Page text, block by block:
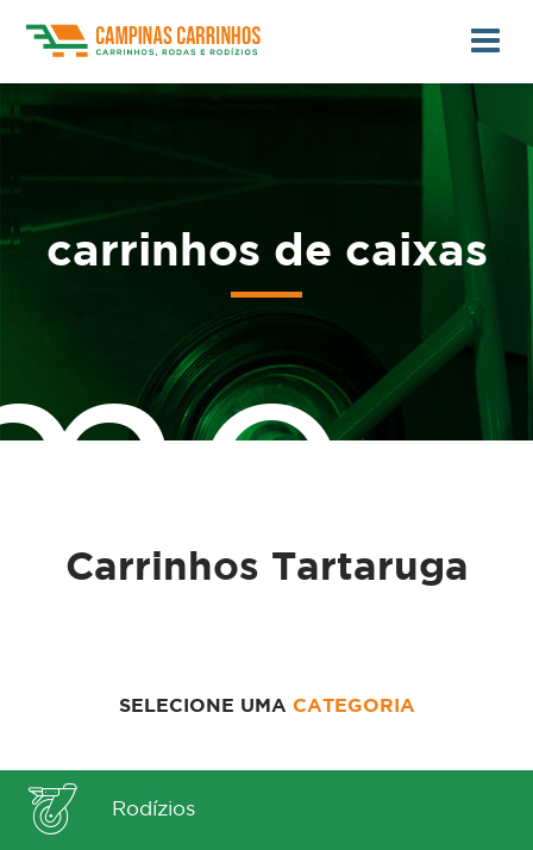
carrinhos de caixas
Carrinhos Tartaruga
SELECIONE UMA CATEGORIA
Rodízios